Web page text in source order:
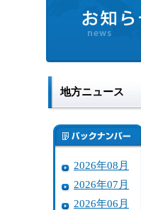
地方ニュース
2026年08月
2026年07月
2026年06月